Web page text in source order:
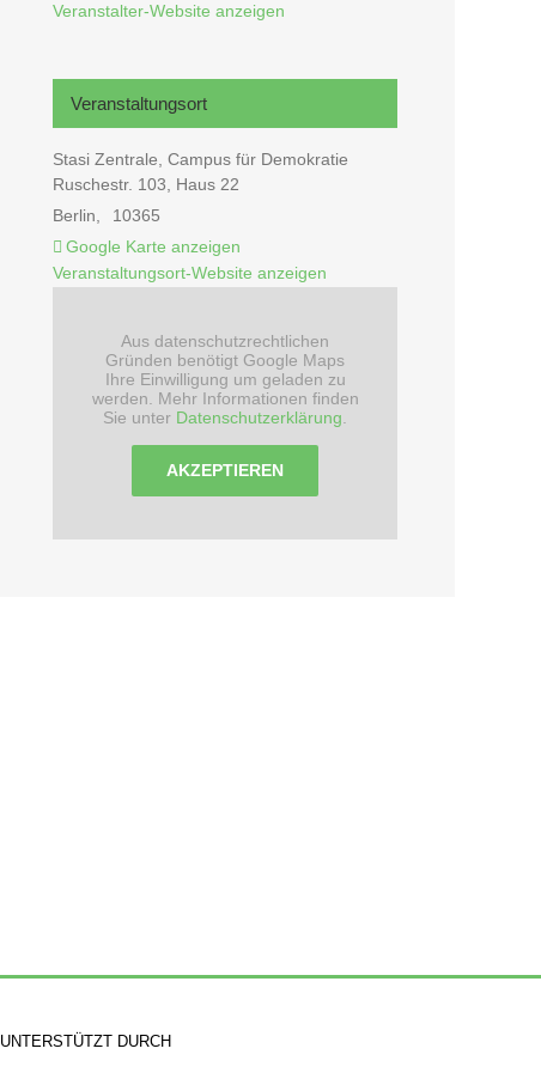
Veranstalter-Website anzeigen
Veranstaltungsort
Stasi Zentrale, Campus für Demokratie
Ruschestr. 103, Haus 22
Berlin
10365
Google Karte anzeigen
Veranstaltungsort-Website anzeigen
Aus datenschutzrechtlichen
Gründen benötigt Google Maps
Ihre Einwilligung um geladen zu
werden. Mehr Informationen finden
Sie unter Datenschutzerklärung
AKZEPTIEREN
UNTERSTÜTZT DURCH